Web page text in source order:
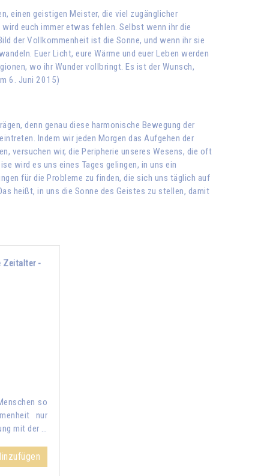
einen geistigen Meister, die viel zugänglicher
euch immer etwas fehlen. Selbst wenn ihr die
der Vollkommenheit ist die Sonne, und wenn ihr sie
Euer Licht, eure Wärme und euer Leben werden
wo ihr Wunder vollbringt. Es ist der Wunsch,
6. Juni 2015)
denn genau diese harmonische Bewegung der
Indem wir jeden Morgen das Aufgehen der
versuchen wir, die Peripherie unseres Wesens, die oft
wird es uns eines Tages gelingen, in uns ein
für die Probleme zu finden, die sich uns täglich auf
heißt, in uns die Sonne des Geistes zu stellen, damit
Zeitalter -
so
nur
mit der …